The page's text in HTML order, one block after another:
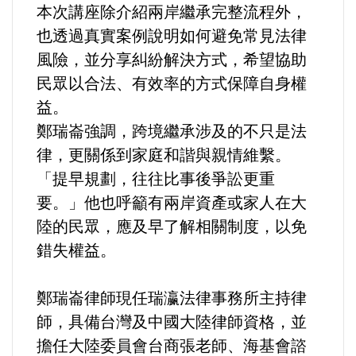
好人好事/人物介紹
本次講座除介紹兩岸繼承完整流程外，
也透過真實案例說明如何避免常見法律
風險，並分享糾紛解決方式，希望協助
民眾以合法、有效率的方式保障自身權
益。
鄭瑞崙強調，跨境繼承涉及的不只是法
律，更關係到家庭和諧與親情維繫。
「提早規劃，往往比事後爭訟更重
要。」他也呼籲有兩岸資產或家人在大
陸的民眾，應及早了解相關制度，以免
錯失權益。
鄭瑞崙律師現任瑞瀛法律事務所主持律
師，具備台灣及中國大陸律師資格，並
擔任大陸委員會台商張老師、海基會諮